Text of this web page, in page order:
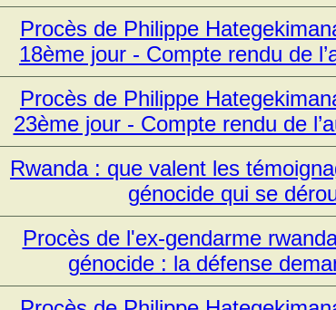
Procès de Philippe
18ème jour - Compte rendu de
Procès de Philippe
23ème jour - Compte rendu de
Rwanda : que valent les
génocide qui se
Procès de l'ex-gendarme
génocide : la défense